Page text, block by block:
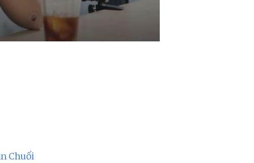
Chuối